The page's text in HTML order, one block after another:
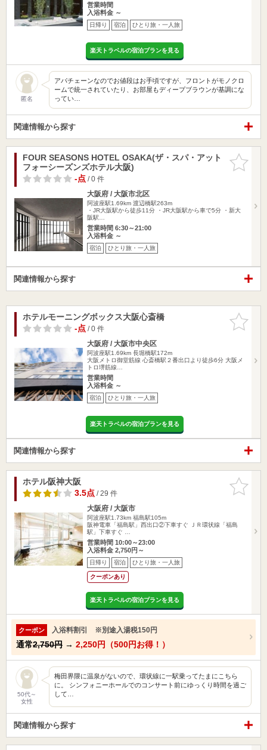
営業時間
入浴料金 ～
日帰り 宿泊 ひとり旅・一人旅
楽天トラベルの宿泊プランを見る
匿名
アパチェーンなのでお値段はお手頃ですが、フロントがモノクロ
ームで統一されていたり、お部屋もディープブラウンが基調にな
ってい…
関連情報から探す
お気に入
りに追加
FOUR SEASONS HOTEL OSAKA(ザ・スパ・アット
フォーシーズンズホテル大阪)
-点/ 0 件
大阪府 / 大阪市北区
阿波座駅1.69km 渡辺橋駅263m
・JR大阪駅から徒歩11分 ・JR大阪駅から車で5分 ・新大
阪駅…
営業時間 6:30～21:00
入浴料金 ～
宿泊 ひとり旅・一人旅
関連情報から探す
お気に入
りに追加
ホテルモーニングボックス大阪心斎橋
-点/ 0 件
大阪府 / 大阪市中央区
阿波座駅1.69km 長堀橋駅172m
大阪メトロ御堂筋線 心斎橋駅２番出口より徒歩6分 大阪メ
トロ堺筋線…
営業時間
入浴料金 ～
宿泊 ひとり旅・一人旅
楽天トラベルの宿泊プランを見る
関連情報から探す
お気に入
りに追加
ホテル阪神大阪
3.5点/ 29 件
大阪府 / 大阪市
阿波座駅1.73km 福島駅105m
阪神電車「福島駅」西出口②下車すぐ ＪＲ環状線「福島
駅」下車すぐ …
営業時間 10:00～23:00
入浴料金 2,750円～
日帰り 宿泊 ひとり旅・一人旅
クーポンあり
楽天トラベルの宿泊プランを見る
クーポン 入浴料割引 ※別途入湯税150円
通常2,750円 → 2,250円（500円お得！）
50代～
女性
梅田界隈に温泉がないので、環状線に一駅乗ってたまにこちら
に。 シンフォニーホールでのコンサート前にゆっくり時間を過ご
して…
関連情報から探す